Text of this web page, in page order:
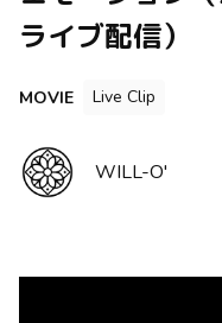
ライブ配信）
MOVIE Live Clip
WILL-O'